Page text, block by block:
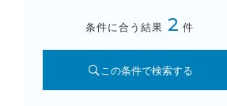
条件に合う結果 2 件
この条件で検索する